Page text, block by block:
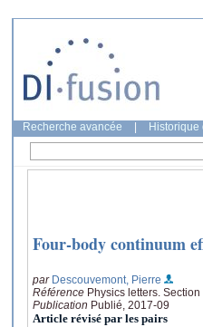
Recherche avancée Historique
Four-body continuum
par Descouvemont, Pierre
Référence Physics letters.
Publication Publié, 2017-09
Article révisé par les pairs